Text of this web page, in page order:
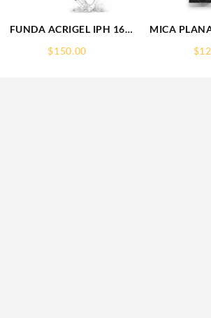
FUNDA ACRIGEL IPH 16
$150.00
MICA
$